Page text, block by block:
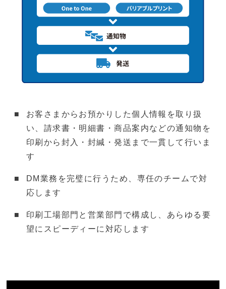
お客さまからお預かりした個人情報を取り扱
い、請求書・明細書・商品案内などの通知物を
印刷から封入・封緘・発送まで一貫して行いま
す
DM業務を完璧に行うため、専任のチームで対
応します
印刷工場部門と営業部門で構成し、あらゆる要
望にスピーディーに対応します